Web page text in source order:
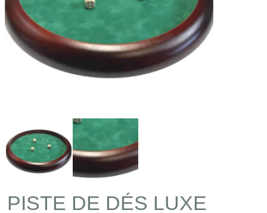
PISTE DE DÉS LUXE